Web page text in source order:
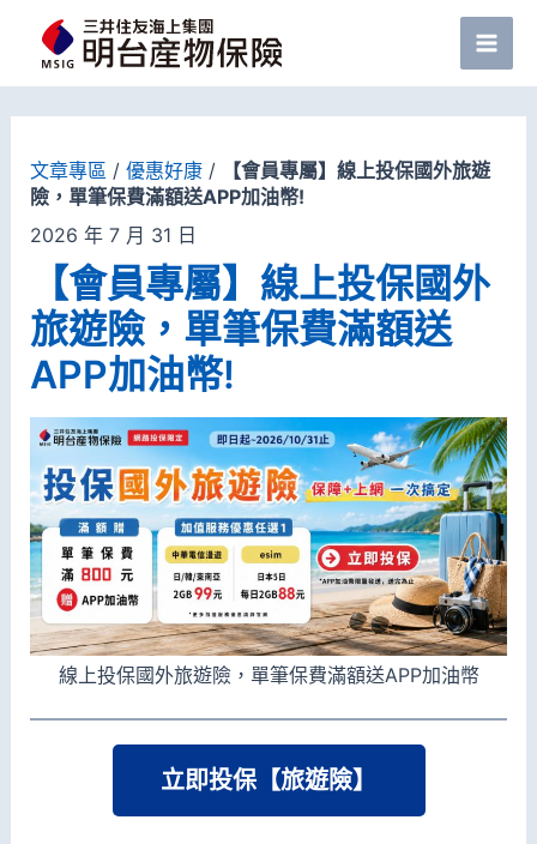
文章專區 / 優惠好康/
【會員專屬】線上投保國外旅遊
險，單筆保費滿額送APP加油幣!
2026 年 7 月 31 日
【會員專屬】線上投保國外
旅遊險，單筆保費滿額送
APP加油幣!
線上投保國外旅遊險，單筆保費滿額送APP加油幣
立即投保 【旅遊險】